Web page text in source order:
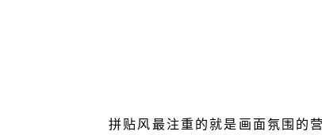
拼贴风最注重的就是画面氛围的